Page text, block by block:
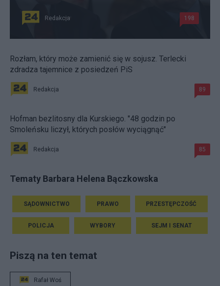
Redakcja 198
Rozłam, który może zamienić się w sojusz. Terlecki
zdradza tajemnice z posiedzeń PiS
Redakcja 89
Hofman bezlitosny dla Kurskiego. "48 godzin po
Smoleńsku liczył, których posłów wyciągnąć"
Redakcja 85
Tematy Barbara Helena Bączkowska
SĄDOWNICTWO PRAWO PRZESTĘPCZOŚĆ
POLICJA WYBORY SEJM I SENAT
Piszą na ten temat
Rafał Woś